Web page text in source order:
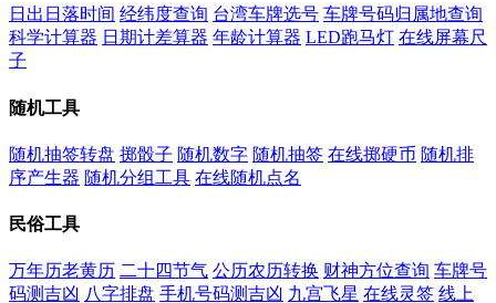
日出日落时间 经纬度查询 台湾车牌选号 车牌号码归属地查询
科学计算器 日期计差算器 年龄计算器 LED跑马灯 在线屏幕尺
子
随机工具
随机抽签转盘 掷骰子 随机数字 随机抽签 在线掷硬币 随机排
序产生器 随机分组工具 在线随机点名
民俗工具
万年历老黄历 二十四节气 公历农历转换 财神方位查询 车牌号
码测吉凶 八字排盘 手机号码测吉凶 九宫飞星 在线灵签 线上